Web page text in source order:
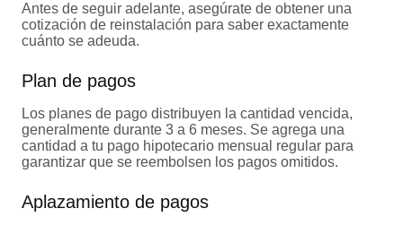
Antes de seguir adelante, asegúrate de obtener una
cotización de reinstalación para saber exactamente
cuánto se adeuda.
Plan de pagos
Los planes de pago distribuyen la cantidad vencida,
generalmente durante 3 a 6 meses. Se agrega una
cantidad a tu pago hipotecario mensual regular para
garantizar que se reembolsen los pagos omitidos.
Aplazamiento de pagos